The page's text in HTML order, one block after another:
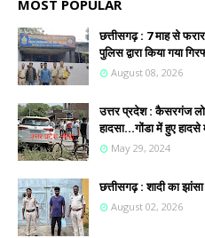
MOST POPULAR
छत्तीसगढ़ : 7 माह से
पुलिस द्वारा किया गया
August 08, 2026
उत्तर प्रदेश : कैसरगंज
हादसा...गोंडा में हुए हादसे
May 29, 2024
छत्तीसगढ़ : शादी का
August 02, 2026